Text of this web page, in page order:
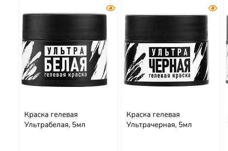
Краска гелевая
Ультрабелая, 5мл
Краска гелевая
Ультрачерная, 5мл